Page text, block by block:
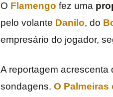
O Flamengo fez uma
pelo volante Danilo, do
empresário do jogador,
A reportagem acrescenta
sondagens. O Palmeiras